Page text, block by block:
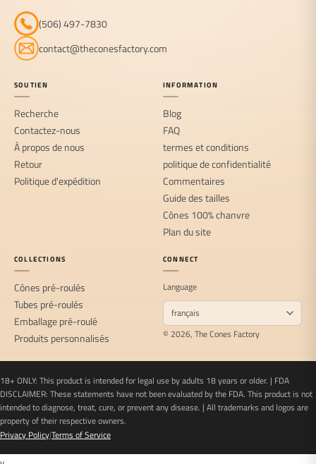
(506) 497-7830
contact@theconesfactory.com
SOUTIEN
Recherche
Contactez-nous
À propos de nous
Retour
Politique d'expédition
INFORMATION
Blog
FAQ
termes et conditions
politique de confidentialité
Commentaires
Guide des tailles
Cônes 100% chanvre
Plan du site
COLLECTIONS
Cônes pré-roulés
Tubes pré-roulés
Emballage pré-roulé
Produits personnalisés
CONNECT
Language
© 2026, The Cones Factory
18+ ONLY: This product is intended for legal use by adults 18 years or older. | FDA
DISCLAIMER: These statements have not been evaluated by the FDA. This product is not
intended to diagnose, treat, cure, or prevent any disease. | All trademarks and logos are
property of their respective owners.
Privacy Policy|Terms of Service